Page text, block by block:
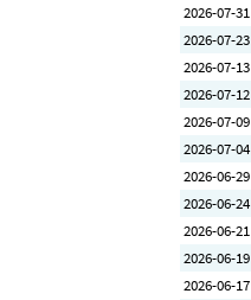
2026-07-31
2026-07-23
2026-07-13
2026-07-12
2026-07-09
2026-07-04
2026-06-29
2026-06-24
2026-06-21
2026-06-19
2026-06-17